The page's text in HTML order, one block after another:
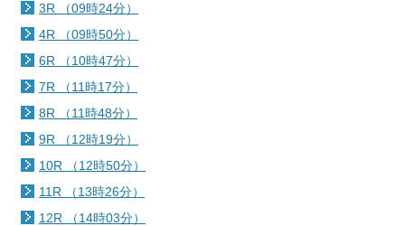
3R （09時24分）
4R （09時50分）
6R （10時47分）
7R （11時17分）
8R （11時48分）
9R （12時19分）
10R （12時50分）
11R （13時26分）
12R （14時03分）